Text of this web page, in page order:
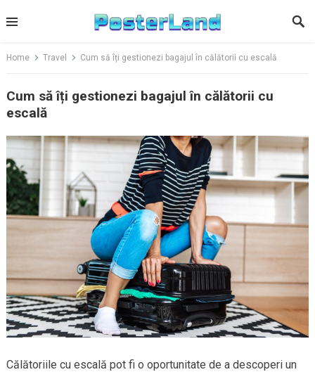
to
Home Travel Cum să îți gestionezi bagajul în călătorii cu escală
Cum să îți gestionezi bagajul în călătorii cu
escală
Călătoriile cu escală pot fi o oportunitate de a descoperi un